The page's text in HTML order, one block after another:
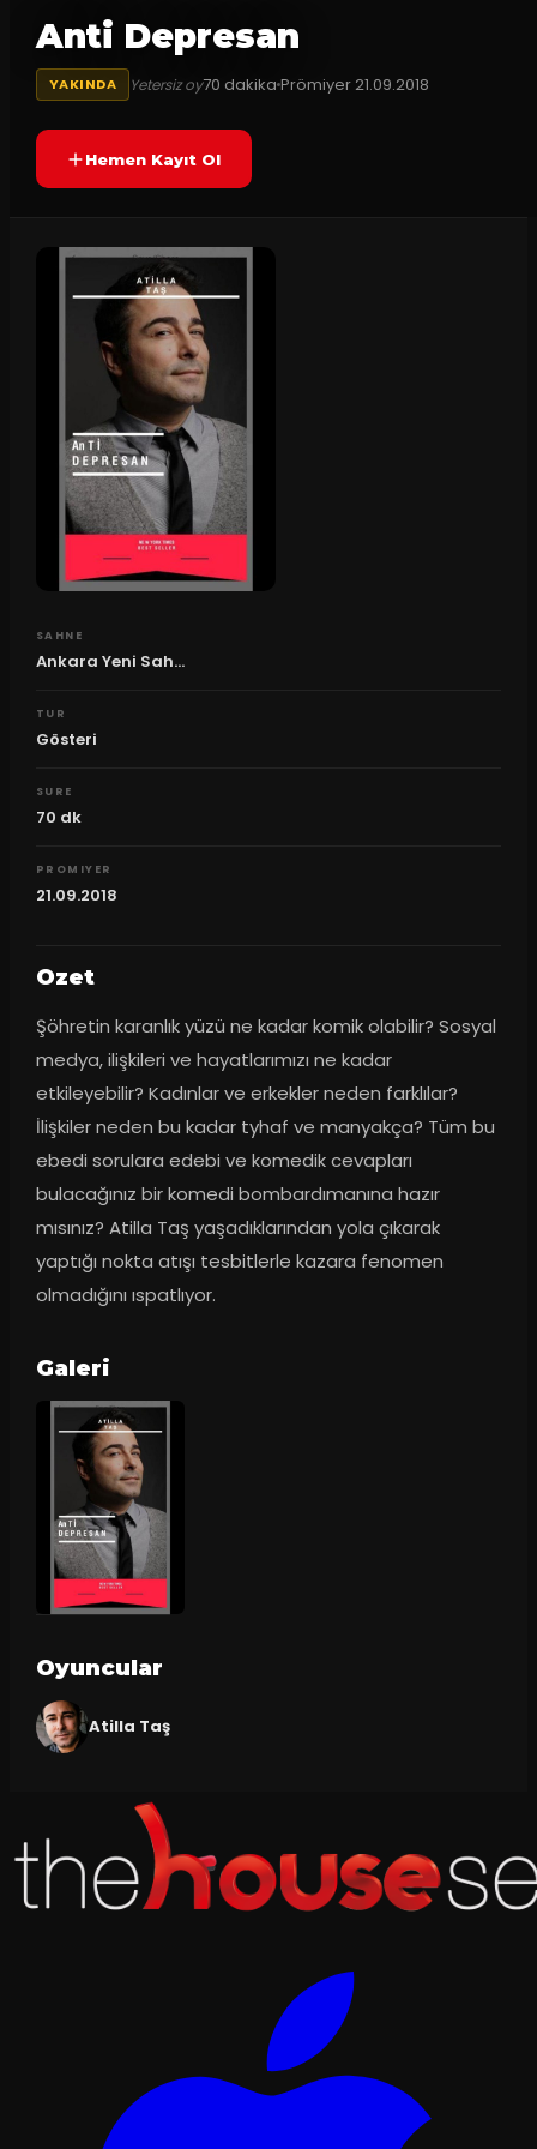
Anti Depresan
YAKINDA Yetersiz oy70 dakikaPrömiyer 21.09.2018
Hemen Kayıt Ol
SAHNE
Ankara Yeni Sah...
TUR
Gösteri
SURE
70 dk
PROMIYER
21.09.2018
Ozet
Şöhretin karanlık yüzü ne kadar komik olabilir? Sosyal
medya, ilişkileri ve hayatlarımızı ne kadar
etkileyebilir? Kadınlar ve erkekler neden farklılar?
İlişkiler neden bu kadar tyhaf ve manyakça? Tüm bu
ebedi sorulara edebi ve komedik cevapları
bulacağınız bir komedi bombardımanına hazır
mısınız? Atilla Taş yaşadıklarından yola çıkarak
yaptığı nokta atışı tesbitlerle kazara fenomen
olmadığını ıspatlıyor.
Galeri
Oyuncular
Atilla Taş